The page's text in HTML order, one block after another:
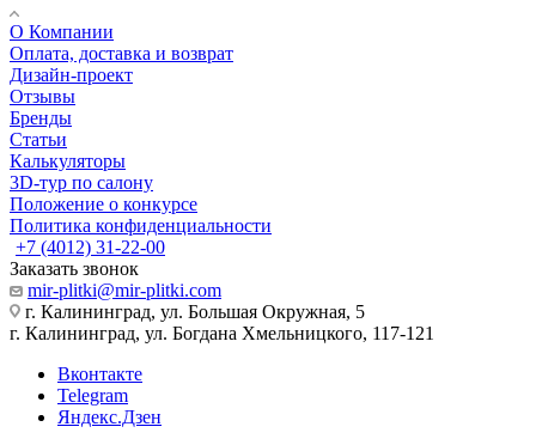
О Компании
Оплата, доставка и возврат
Дизайн-проект
Отзывы
Бренды
Статьи
Калькуляторы
3D-тур по салону
Положение о конкурсе
Политика конфиденциальности
+7 (4012) 31-22-00
Заказать звонок
mir-plitki@mir-plitki.com
г. Калининград, ул. Большая Окружная, 5
г. Калининград, ул. Богдана Хмельницкого, 117-121
Вконтакте
Telegram
Яндекс.Дзен